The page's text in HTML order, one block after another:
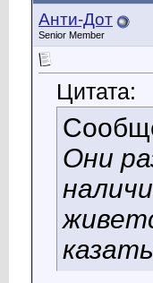
Анти-Дот
Senior Member
Цитата:
Они